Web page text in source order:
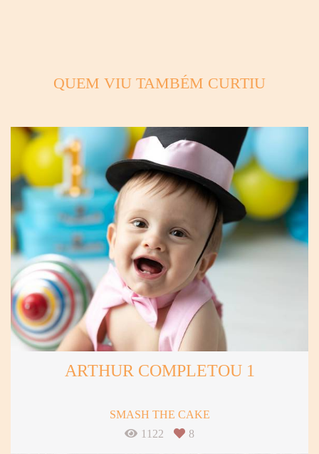
QUEM VIU TAMBÉM CURTIU
ARTHUR COMPLETOU 1
SMASH THE CAKE
1122
8